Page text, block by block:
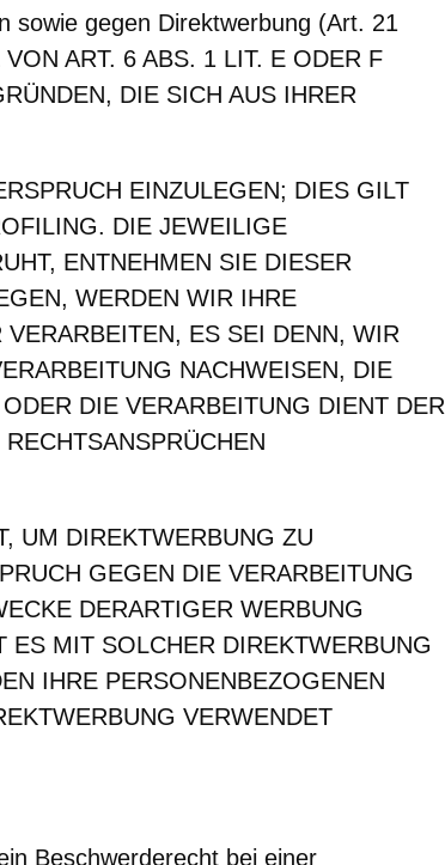
sowie gegen Direktwerbung (Art. 21
ART. 6 ABS. 1 LIT. E ODER F
DIE SICH AUS IHRER
EINZULEGEN; DIES GILT
DIE JEWEILIGE
ENTNEHMEN SIE DIESER
WERDEN WIR IHRE
ES SEI DENN, WIR
NACHWEISEN, DIE
DIE VERARBEITUNG DIENT DER
UM DIREKTWERBUNG ZU
GEGEN DIE VERARBEITUNG
DERARTIGER WERBUNG
MIT SOLCHER DIREKTWERBUNG
IHRE PERSONENBEZOGENEN
VERWENDET
Beschwerderecht bei einer